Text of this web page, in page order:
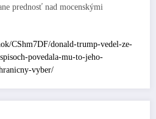
prednosť nad mocenskými
CShm7DF/donald-trump-vedel-ze-
povedala-mu-to-jeho-
vyber/